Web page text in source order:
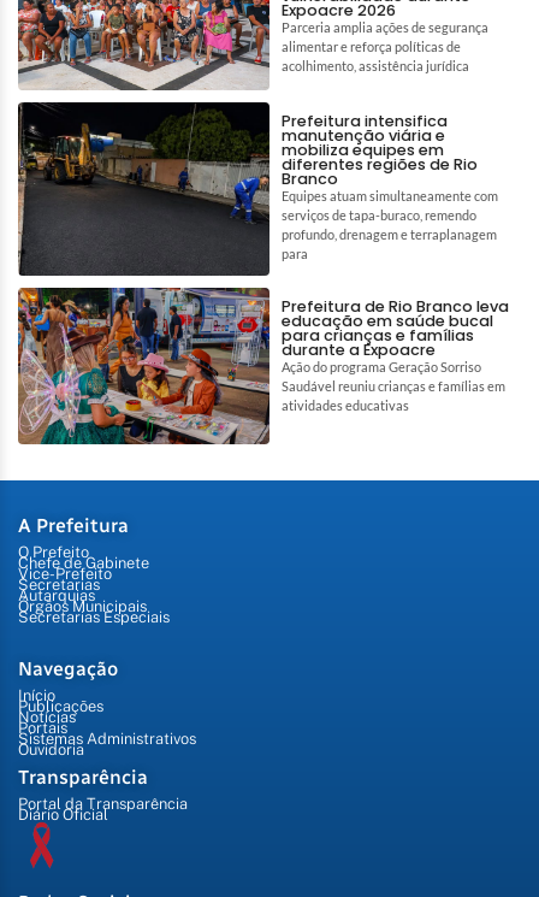
Expoacre 2026
Parceria amplia ações de segurança
alimentar e reforça políticas de
acolhimento, assistência jurídica
Prefeitura intensifica
manutenção viária e
mobiliza equipes em
diferentes regiões de Rio
Branco
Equipes atuam simultaneamente com
serviços de tapa-buraco, remendo
profundo, drenagem e terraplanagem
para
Prefeitura de Rio Branco leva
educação em saúde bucal
para crianças e famílias
durante a Expoacre
Ação do programa Geração Sorriso
Saudável reuniu crianças e famílias em
atividades educativas
A Prefeitura
O Prefeito
Chefe de Gabinete
Vice-Prefeito
Secretarias
Autarquias
Órgãos Municipais
Secretarias Especiais
Navegação
Início
Publicações
Notícias
Portais
Sistemas Administrativos
Ouvidoria
Transparência
Portal da Transparência
Diário Oficial